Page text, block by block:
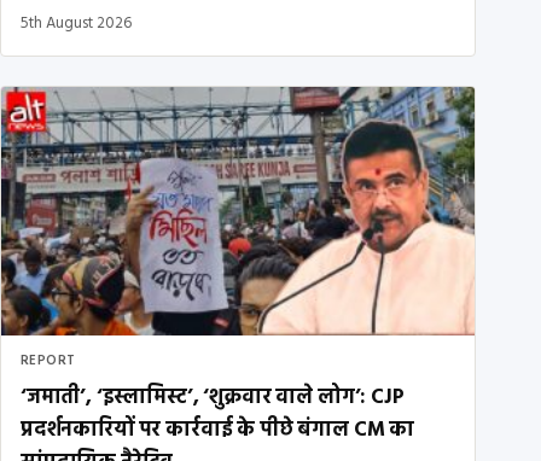
5th August 2026
REPORT
‘जमाती’, ‘इस्लामिस्ट’, ‘शुक्रवार वाले लोग’: CJP
प्रदर्शनकारियों पर कार्रवाई के पीछे बंगाल CM का